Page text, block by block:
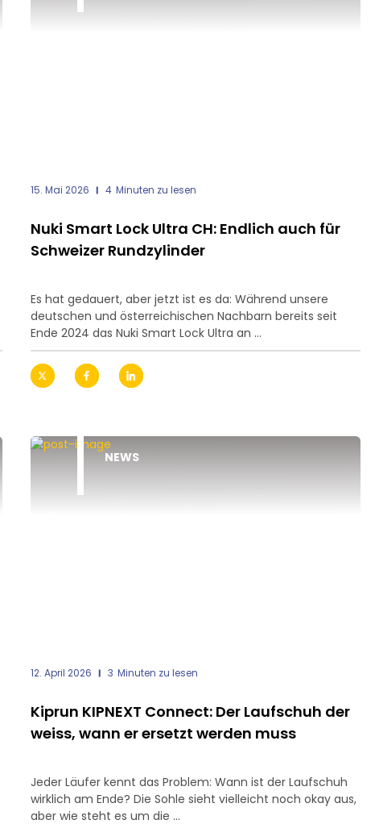
15. Mai 2026 4 Minuten zu lesen
Nuki Smart Lock Ultra CH: Endlich auch für
Schweizer Rundzylinder
Es hat gedauert, aber jetzt ist es da: Während unsere
deutschen und österreichischen Nachbarn bereits seit
Ende 2024 das Nuki Smart Lock Ultra an ...
NEWS
12. April 2026 3 Minuten zu lesen
Kiprun KIPNEXT Connect: Der Laufschuh der
weiss, wann er ersetzt werden muss
Jeder Läufer kennt das Problem: Wann ist der Laufschuh
wirklich am Ende? Die Sohle sieht vielleicht noch okay aus,
aber wie steht es um die ...